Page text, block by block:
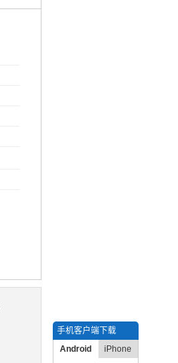
手机客户端下载
Android
iPhone